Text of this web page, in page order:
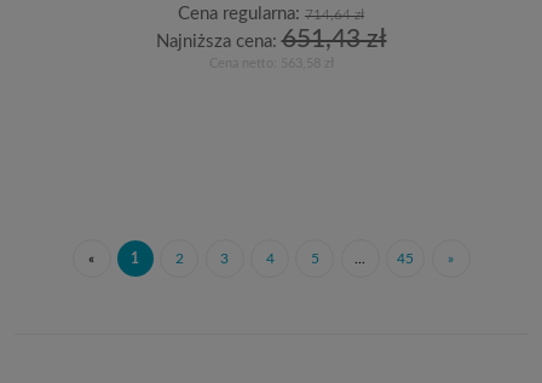
Cena regularna: 714,64 zł
Najniższa cena:651,43 zł
563,58 zł
« 1 2 3 4 5 45 »